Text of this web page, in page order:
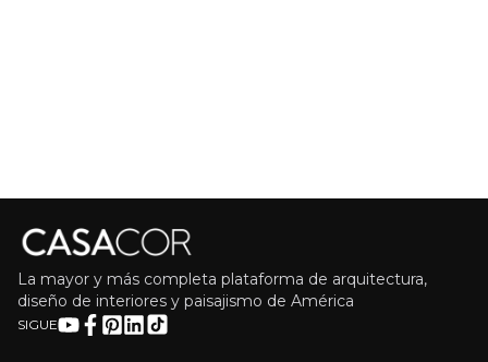
La mayor y más completa plataforma de arquitectura,
diseño de interiores y paisajismo de América
SIGUE